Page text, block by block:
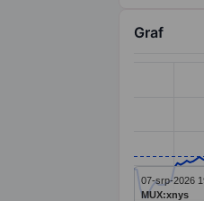
Graf
The chart
07-srp-2026
MUX:xnys